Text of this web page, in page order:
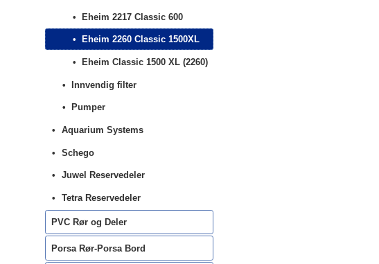
Eheim 2217 Classic 600
Eheim 2260 Classic 1500XL
Eheim Classic 1500 XL (2260)
Innvendig filter
Pumper
Aquarium Systems
Schego
Juwel Reservedeler
Tetra Reservedeler
PVC Rør og Deler
Porsa Rør-Porsa Bord